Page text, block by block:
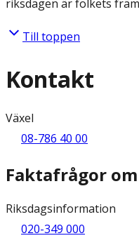
riksdagen är folkets
Till toppen
Kontakt
Växel
08-786 40 00
Faktafrågor
Riksdagsinformation
020-349 000